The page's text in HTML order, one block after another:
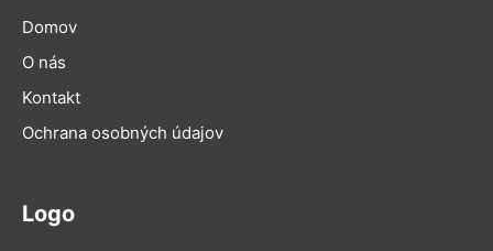
Domov
O nás
Kontakt
Ochrana osobných údajov
Logo